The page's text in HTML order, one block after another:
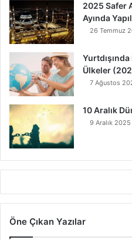
2025 Safer
Ayında
26 Temmuz
Yurtdışında
Ülkeler
7 Ağustos
10 Aralık
9 Aralık 2025
Öne Çıkan Yazılar